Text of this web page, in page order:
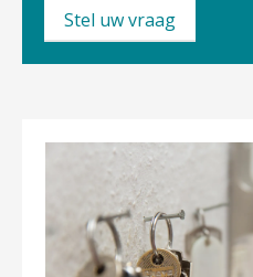
Stel uw vraag